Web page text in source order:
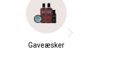
Gaveæsker